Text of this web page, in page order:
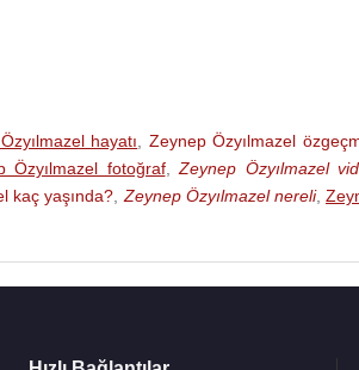
hayatı Zeynep Özyılmazel
Özyılmazel fotoğraf, Zeynep Özyılmazel
kaç yaşında? Zeynep Özyılmazel nereli,